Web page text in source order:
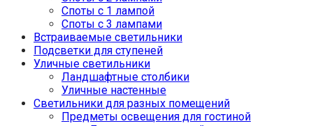
Споты с 1 лампой
Споты с 3 лампами
Встраиваемые светильники
Подсветки для ступеней
Уличные светильники
Ландшафтные столбики
Уличные настенные
Светильники для разных помещений
Предметы освещения для гостиной